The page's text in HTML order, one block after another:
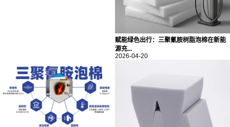
赋能绿色出行：三聚氰胺树脂泡棉在新能
源充...
2026-04-20